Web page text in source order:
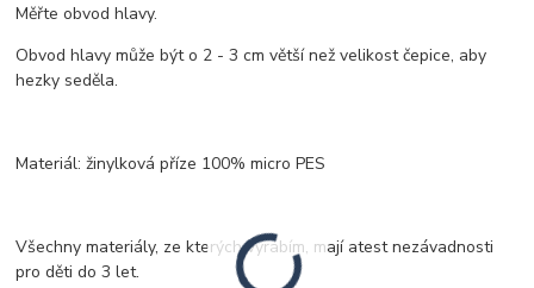
Měřte obvod hlavy.
Obvod hlavy může být o 2 - 3 cm větší než velikost čepice, aby
hezky seděla.
Materiál: žinylková příze 100% micro PES
Všechny materiály, ze kterých vyrábím, mají atest nezávadnosti
pro děti do 3 let.